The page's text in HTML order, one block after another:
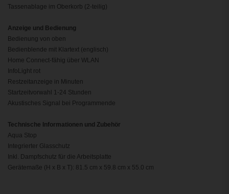
Tassenablage im Oberkorb (2-teilig)
Anzeige und Bedienung
Bedienung von oben
Bedienblende mit Klartext (englisch)
Home Connect-fähig über WLAN
InfoLight rot
Restzeitanzeige in Minuten
Startzeitvorwahl 1-24 Stunden
Akustisches Signal bei Programmende
Technische Informationen und Zubehör
Aqua Stop
Integrierter Glasschutz
Inkl. Dampfschutz für die Arbeitsplatte
Gerätemaße (H x B x T): 81.5 cm x 59.8 cm x 55.0 cm